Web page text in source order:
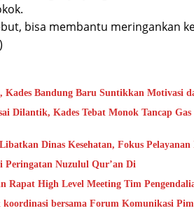
bisa membantu meringankan
Bandung Baru Suntikkan Motivasi
Dilantik, Kades Tebat Monok Tancap
Dinas Kesehatan, Fokus
Nuzulul Qur’an Di
Rapat High Level Meeting Tim
bersama Forum Komunikasi